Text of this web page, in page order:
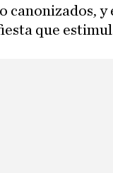
canonizados, y
que